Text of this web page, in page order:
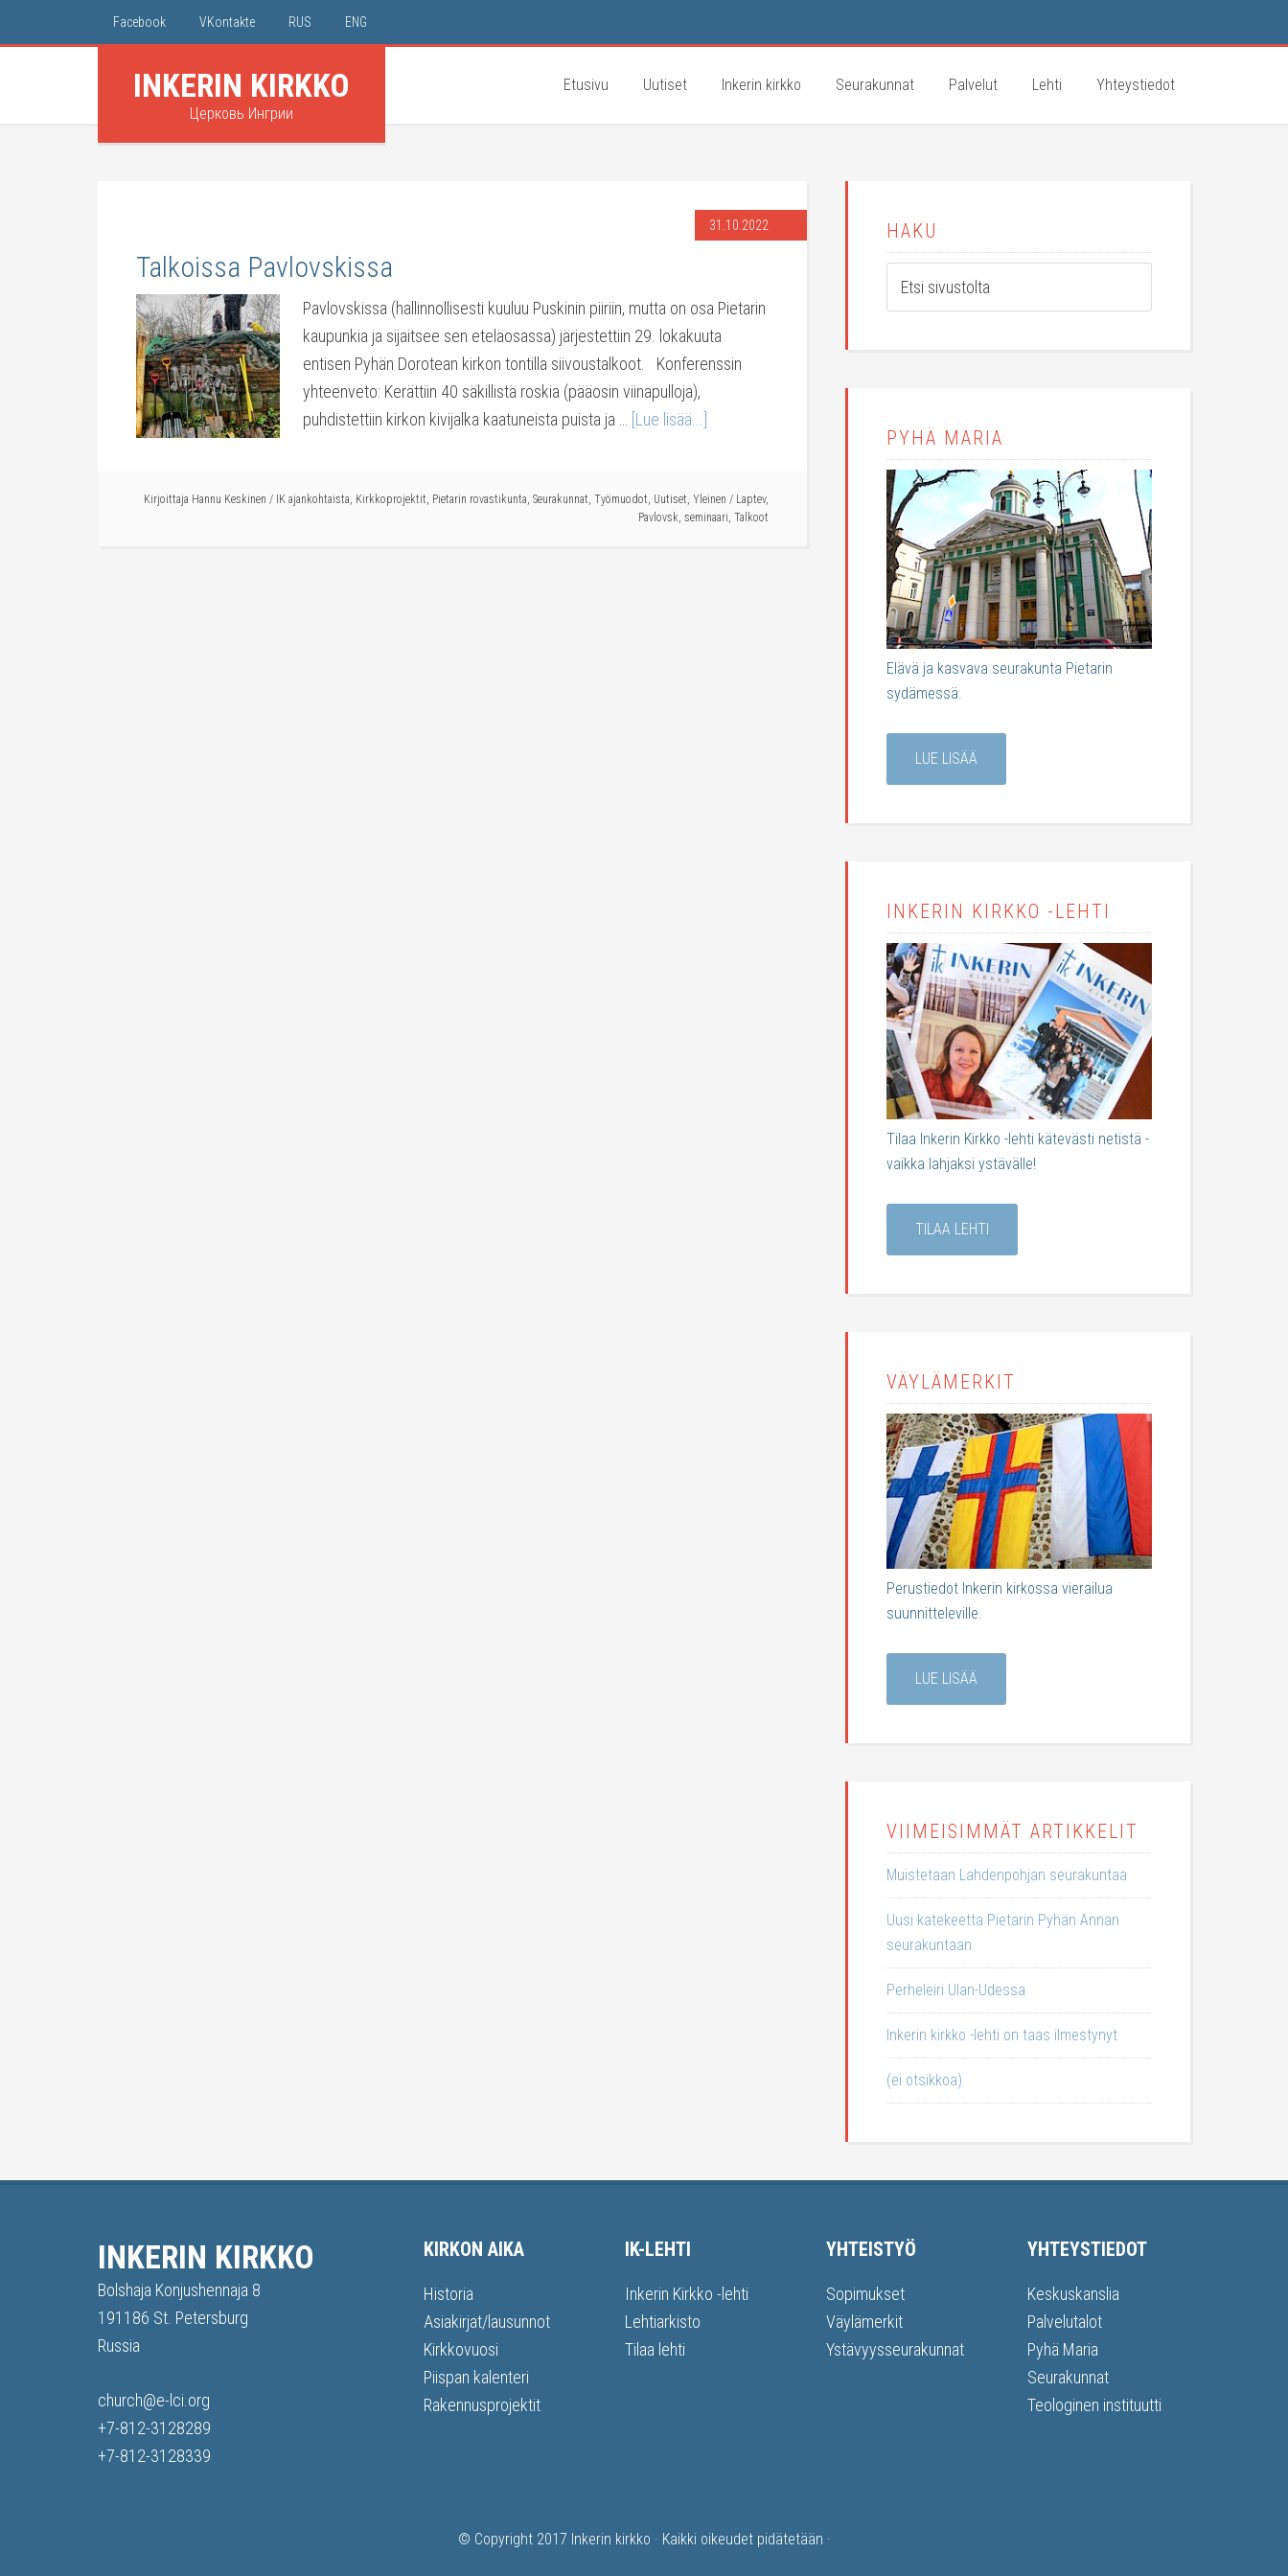
Facebook VKontakte RUS ENG
INKERIN KIRKKO
Церковь Ингрии
Etusivu Uutiset Inkerin kirkko Seurakunnat Palvelut Lehti Yhteystiedot
31.10.2022
Talkoissa Pavlovskissa
Pavlovskissa (hallinnollisesti kuuluu Puskinin piiriin, mutta on osa Pietarin
kaupunkia ja sijaitsee sen eteläosassa) järjestettiin 29. lokakuuta
entisen Pyhän Dorotean kirkon tontilla siivoustalkoot. Konferenssin
yhteenveto: Kerättiin 40 säkillistä roskia (pääosin viinapulloja),
puhdistettiin kirkon kivijalka kaatuneista puista ja …
[Lue lisää...]
Kirjoittaja Hannu Keskinen / IK ajankohtaista, Kirkkoprojektit, Pietarin rovastikunta, Seurakunnat, Työmuodot, Uutiset, Yleinen / Laptev,
Pavlovsk, seminaari, Talkoot
HAKU
PYHÄ MARIA
Elävä ja kasvava seurakunta Pietarin
sydämessä.
LUE LISÄÄ
INKERIN KIRKKO -LEHTI
Tilaa Inkerin Kirkko -lehti kätevästi netistä -
vaikka lahjaksi ystävälle!
TILAA LEHTI
VÄYLÄMERKIT
Perustiedot Inkerin kirkossa vierailua
suunnitteleville.
LUE LISÄÄ
VIIMEISIMMÄT ARTIKKELIT
Muistetaan Lahdenpohjan seurakuntaa
Uusi katekeetta Pietarin Pyhän Annan
seurakuntaan
Perheleiri Ulan-Udessa
Inkerin kirkko -lehti on taas ilmestynyt
(ei otsikkoa)
INKERIN KIRKKO
Bolshaja Konjushennaja 8
191186 St. Petersburg
Russia
church@e-lci.org
+7-812-3128289
+7-812-3128339
KIRKON AIKA
Historia
Asiakirjat/lausunnot
Kirkkovuosi
Piispan kalenteri
Rakennusprojektit
IK-LEHTI
Inkerin Kirkko -lehti
Lehtiarkisto
Tilaa lehti
YHTEISTYÖ
Sopimukset
Väylämerkit
Ystävyysseurakunnat
YHTEYSTIEDOT
Keskuskanslia
Palvelutalot
Pyhä Maria
Seurakunnat
Teologinen instituutti
© Copyright 2017 Inkerin kirkko · Kaikki oikeudet pidätetään ·